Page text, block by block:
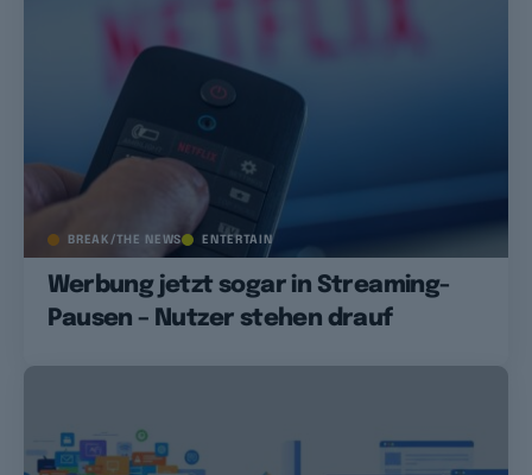
BREAK/THE NEWS ENTERTAIN
Werbung jetzt sogar in Streaming-
Pausen – Nutzer stehen drauf